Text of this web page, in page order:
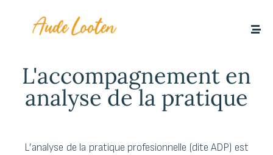
L'accompagnement en
analyse de la pratique
L’analyse de la pratique profesionnelle (dite ADP) est